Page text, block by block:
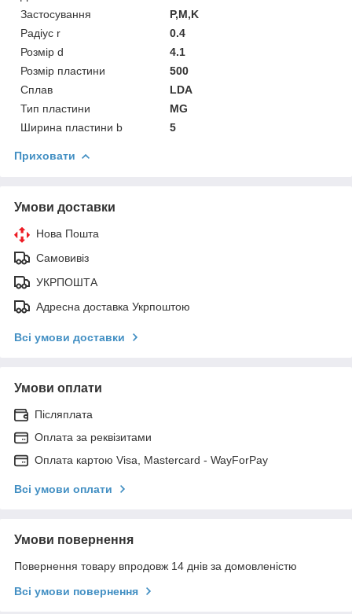
Застосування
P,M,K
Радіус r
0.4
Розмір d
4.1
Розмір пластини
500
Сплав
LDA
Тип пластини
MG
Ширина пластини b
5
Приховати
Умови доставки
Нова Пошта
Самовивіз
УКРПОШТА
Адресна доставка Укрпоштою
Всі умови доставки
Умови оплати
Післяплата
Оплата за реквізитами
Оплата картою Visa, Mastercard - WayForPay
Всі умови оплати
Умови повернення
Повернення товару впродовж 14 днів за домовленістю
Всі умови повернення